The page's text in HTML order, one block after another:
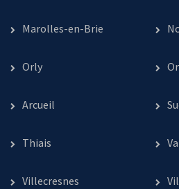
Marolles-en-Brie
Orly
Arcueil
Thiais
Villecresnes